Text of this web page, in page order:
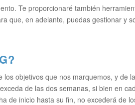
Te proporcionaré también
que, en adelante, puedas gestionar y
objetivos que nos marquemos, y de
de las dos semanas, si bien en
de inicio hasta su fin, no excederá de